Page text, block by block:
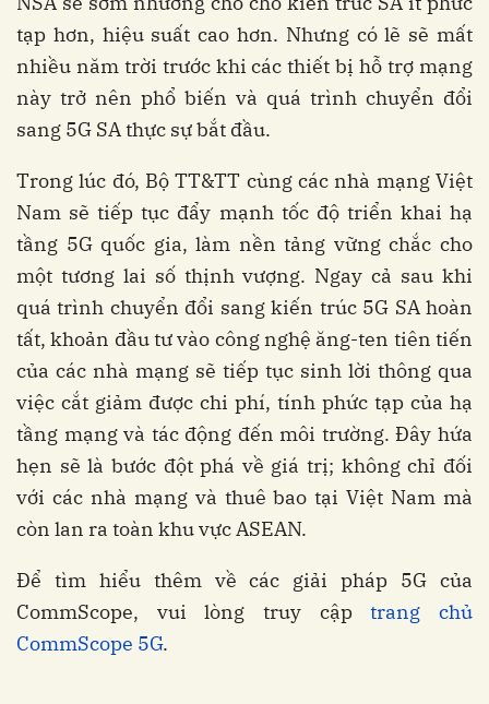
tạp hơn, hiệu suất cao hơn. Nhưng có lẽ sẽ mất
nhiều năm trời trước khi các thiết bị hỗ trợ mạng
này trở nên phổ biến và quá trình chuyển đổi
sang 5G SA thực sự bắt đầu.
Trong lúc đó, Bộ TT&TT cùng các nhà mạng Việt
Nam sẽ tiếp tục đẩy mạnh tốc độ triển khai hạ
tầng 5G quốc gia, làm nền tảng vững chắc cho
một tương lai số thịnh vượng. Ngay cả sau khi
quá trình chuyển đổi sang kiến trúc 5G SA hoàn
tất, khoản đầu tư vào công nghệ ăng-ten tiên tiến
của các nhà mạng sẽ tiếp tục sinh lời thông qua
việc cắt giảm được chi phí, tính phức tạp của hạ
tầng mạng và tác động đến môi trường. Đây hứa
hẹn sẽ là bước đột phá về giá trị; không chỉ đối
với các nhà mạng và thuê bao tại Việt Nam mà
còn lan ra toàn khu vực ASEAN.
Để tìm hiểu thêm về các giải pháp 5G của
CommScope, vui lòng truy cậptrang chủ
CommScope 5G.